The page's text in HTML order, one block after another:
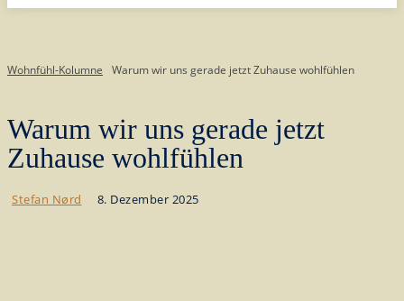
Wohnfühl-Kolumne Warum wir uns gerade jetzt Zuhause wohlfühlen
Warum wir uns gerade jetzt
Zuhause wohlfühlen
Stefan Nørd 8. Dezember 2025